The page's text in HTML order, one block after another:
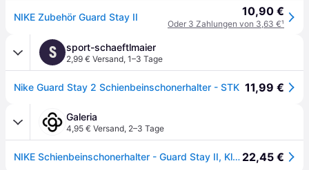
NIKE Zubehör Guard Stay II 10,90 €
Oder 3 Zahlungen von 3,63 €¹
S sport-schaeftlmaier
2,99 € Versand, 1–3 Tage
Nike Guard Stay 2 Schienbeinschonerhalter - STK 11,99 €
Galeria
4,95 € Versand, 2–3 Tage
NIKE Schienbeinschonerhalter - Guard Stay II, Klettverschluss, Dehnbar, weiß, One size 22,45 €